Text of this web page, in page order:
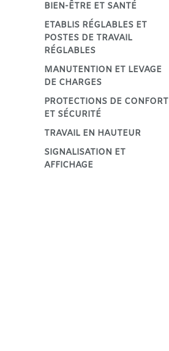
BIEN-ÊTRE ET SANTÉ
ETABLIS RÉGLABLES ET
POSTES DE TRAVAIL
RÉGLABLES
MANUTENTION ET LEVAGE
DE CHARGES
PROTECTIONS DE CONFORT
ET SÉCURITÉ
TRAVAIL EN HAUTEUR
SIGNALISATION ET
AFFICHAGE